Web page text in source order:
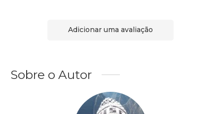
Adicionar uma avaliação
Sobre o Autor